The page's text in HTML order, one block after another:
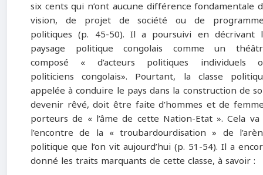
six cents qui n’ont aucune différence fondamentale
vision, de projet de société ou de
politiques (p. 45-50). Il a poursuivi en décrivant
paysage politique congolais comme un
composé « d’acteurs politiques individuels
politiciens congolais». Pourtant, la classe
appelée à conduire le pays dans la construction de
devenir rêvé, doit être faite d’hommes et de
porteurs de « l’âme de cette Nation-Etat ». Cela va
l’encontre de la « troubardourdisation » de
politique que l’on vit aujourd’hui (p. 51-54). Il a
donné les traits marquants de cette classe, à savoir :